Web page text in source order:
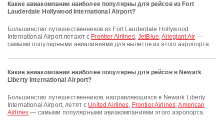
Какие авиакомпании наиболее популярны для рейсов из Fort
Lauderdale Hollywood International Airport?
Большинство путешественников из Fort Lauderdale Hollywood
International Airport летают с Frontier Airlines,JetBlue,Allegiant Air —
самыми популярными авиалиниями для вылетов из этого аэропорта.
Какие авиакомпании наиболее популярны для рейсов в Newark
Liberty International Airport?
Большинство путешественников, направляющихся в Newark Liberty
International Airport, летят с United Airlines, Frontier Airlines,American
Airlines — самыми популярными авиакомпаниями этого аэропорта.